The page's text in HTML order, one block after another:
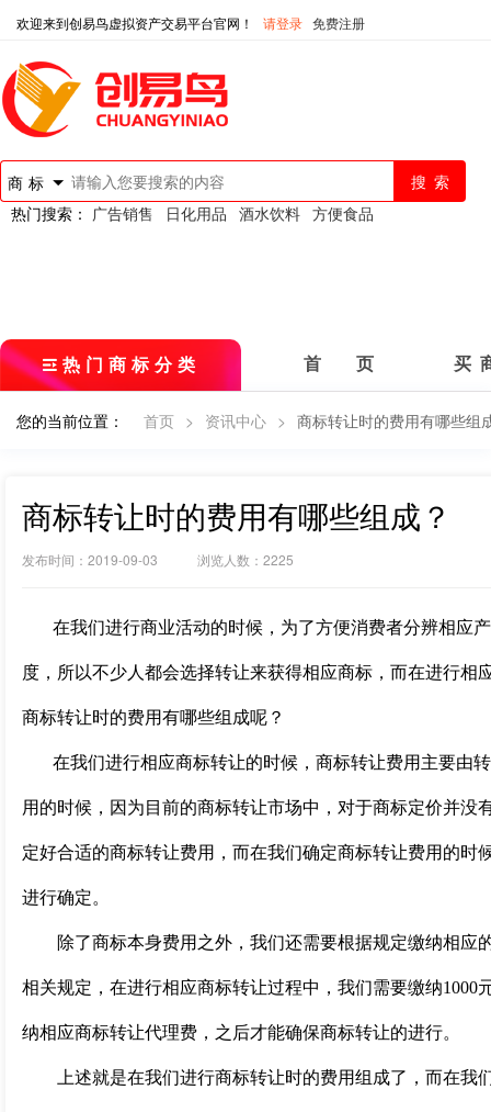
欢迎来到创易鸟虚拟资产交易平台官网！ 请登录 免费注册
商标
热门搜索： 广告销售 日化用品 酒水饮料 方便食品
热门商标分类 首 页 买
您的当前位置： 首页 > 资讯中心 > 商标转让时的费用有哪些组
商标转让时的费用有哪些组成？
发布时间：2019-09-03 浏览人数：2225
在我们进行商业活动的时候，为了方便消费者分辨相应
度，所以不少人都会选择转让来获得相应商标，而在进行
商标转让时的费用有哪些组成呢？
在我们进行相应商标转让的时候，商标转让费用主要由
用的时候，因为目前的商标转让市场中，对于商标定价并
定好合适的商标转让费用，而在我们确定商标转让费用的
进行确定。
除了商标本身费用之外，我们还需要根据规定缴纳相应
相关规定，在进行相应商标转让过程中，我们需要缴纳
纳相应商标转让代理费，之后才能确保商标转让的进行。
上述就是在我们进行商标转让时的费用组成了，而在我